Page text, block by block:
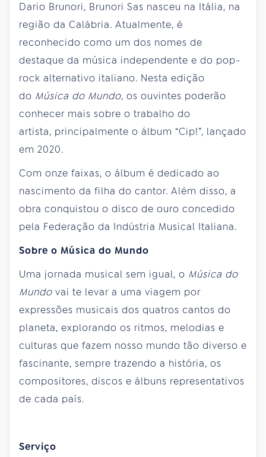
Dario Brunori, Brunori Sas nasceu na Itália, na
região da Calábria. Atualmente, é
reconhecido como um dos nomes de
destaque da música independente e do pop-
rock alternativo italiano. Nesta edição
do Música do Mundo, os ouvintes poderão
conhecer mais sobre o trabalho do
artista, principalmente o álbum “Cip!”, lançado
em 2020.
Com onze faixas, o álbum é dedicado ao
nascimento da filha do cantor. Além disso, a
obra conquistou o disco de ouro concedido
pela Federação da Indústria Musical Italiana.
Sobre o Música do Mundo
Uma jornada musical sem igual, o Música do
Mundo vai te levar a uma viagem por
expressões musicais dos quatros cantos do
planeta, explorando os ritmos, melodias e
culturas que fazem nosso mundo tão diverso e
fascinante, sempre trazendo a história, os
compositores, discos e álbuns representativos
de cada país.
Serviço